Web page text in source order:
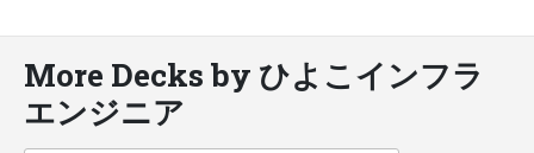
More Decks by ひよこインフラ
エンジニア